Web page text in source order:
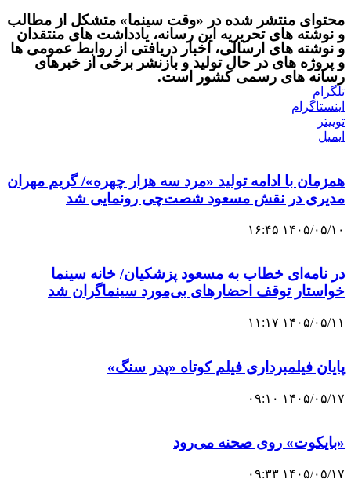
محتوای منتشر شده در «وقت سینما» متشکل از مطالب
و نوشته های تحریریه این رسانه، یادداشت های منتقدان
و نوشته های ارسالی، اخبار دریافتی از روابط عمومی ها
و پروژه های در حال تولید و بازنشر برخی از خبرهای
رسانه های رسمی کشور است.
تلگرام
اینستاگرام
توییتر
ایمیل
همزمان با ادامه تولید «مرد سه هزار چهره»/ گریم مهران
مدیری در نقش مسعود شصت‌چی رونمایی شد
۱۴۰۵/۰۵/۱۰ ۱۶:۴۵
در نامه‌ای خطاب به مسعود پزشکیان/ خانه سینما
خواستار توقف احضارهای بی‌مورد سینماگران شد
۱۴۰۵/۰۵/۱۱ ۱۱:۱۷
پایان فیلمبرداری فیلم کوتاه «پدر سنگ»
۱۴۰۵/۰۵/۱۷ ۰۹:۱۰
«بایکوت» روی صحنه می‌رود
۱۴۰۵/۰۵/۱۷ ۰۹:۳۳